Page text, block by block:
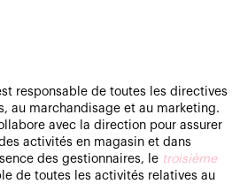
responsable de toutes les directives
au marchandisage et au marketing.
avec la direction pour assurer
activités en magasin et dans
des gestionnaires, le troisième
de toutes les activités relatives au